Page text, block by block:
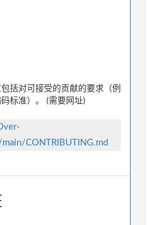
括对可接受的贡献的要求（例
标准）。 (需要网址)
CONTRIBUTING.md